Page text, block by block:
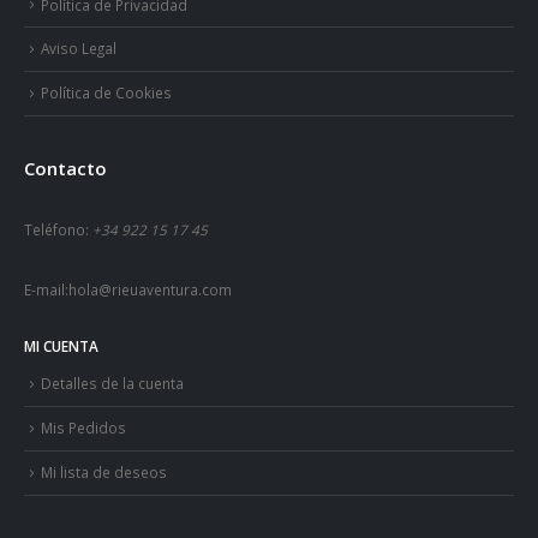
Política de Privacidad
Aviso Legal
Política de Cookies
Contacto
Teléfono: +34 922 15 17 45
E-mail:hola@rieuaventura.com
MI CUENTA
Detalles de la cuenta
Mis Pedidos
Mi lista de deseos